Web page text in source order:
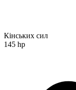
Кінських сил
145 hp